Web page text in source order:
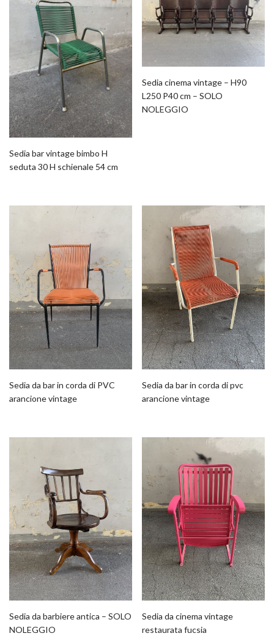
Sedia bar vintage bimbo H
seduta 30 H schienale 54 cm
Sedia cinema vintage – H90
L250 P40 cm – SOLO
NOLEGGIO
Sedia da bar in corda di PVC
arancione vintage
Sedia da bar in corda di pvc
arancione vintage
Sedia da barbiere antica – SOLO
NOLEGGIO
Sedia da cinema vintage
restaurata fucsia